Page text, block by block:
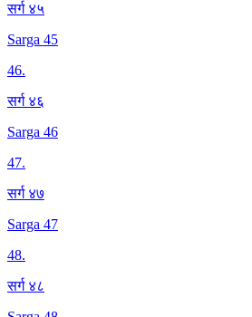
सर्ग ४५
Sarga 45
46.
सर्ग ४६
Sarga 46
47.
सर्ग ४७
Sarga 47
48.
सर्ग ४८